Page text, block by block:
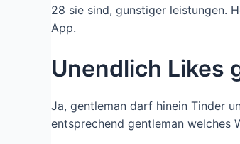
28 sie sind, gunstiger leistungen.
App.
Unendlich Likes
Ja, gentleman darf hinein Tinder
entsprechend gentleman welches